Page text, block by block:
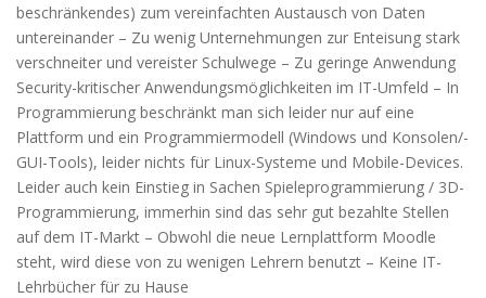
beschränkendes) zum vereinfachten Austausch von Daten
untereinander – Zu wenig Unternehmungen zur Enteisung stark
verschneiter und vereister Schulwege – Zu geringe Anwendung
Security-kritischer Anwendungsmöglichkeiten im IT-Umfeld – In
Programmierung beschränkt man sich leider nur auf eine
Plattform und ein Programmiermodell (Windows und Konsolen/-
GUI-Tools), leider nichts für Linux-Systeme und Mobile-Devices.
Leider auch kein Einstieg in Sachen Spieleprogrammierung / 3D-
Programmierung, immerhin sind das sehr gut bezahlte Stellen
auf dem IT-Markt – Obwohl die neue Lernplattform Moodle
steht, wird diese von zu wenigen Lehrern benutzt – Keine IT-
Lehrbücher für zu Hause